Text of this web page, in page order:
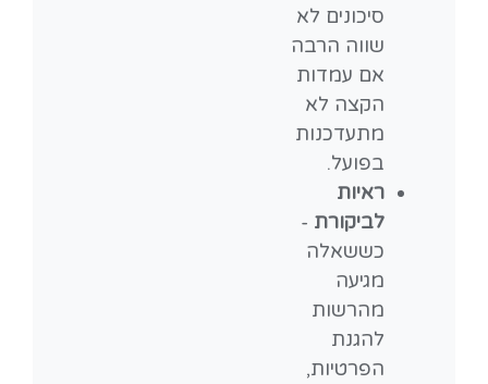
סיכונים לא
שווה הרבה
אם עמדות
הקצה לא
מתעדכנות
בפועל.
ראיות
לביקורת -
כששאלה
מגיעה
מהרשות
להגנת
הפרטיות,